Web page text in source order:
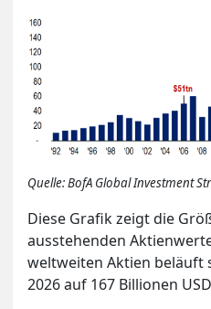
Quelle: BofA Global Investment
Diese Grafik zeigt die
ausstehenden
weltweiten Aktien beläuft
2026 auf 167 Billionen